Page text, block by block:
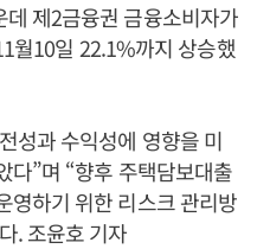
제2금융권 금융소비자가
월10일 22.1%까지 상승했
성과 수익성에 영향을 미
다”며 “향후 주택담보대출
영하기 위한 리스크 관리방
. 조윤호 기자